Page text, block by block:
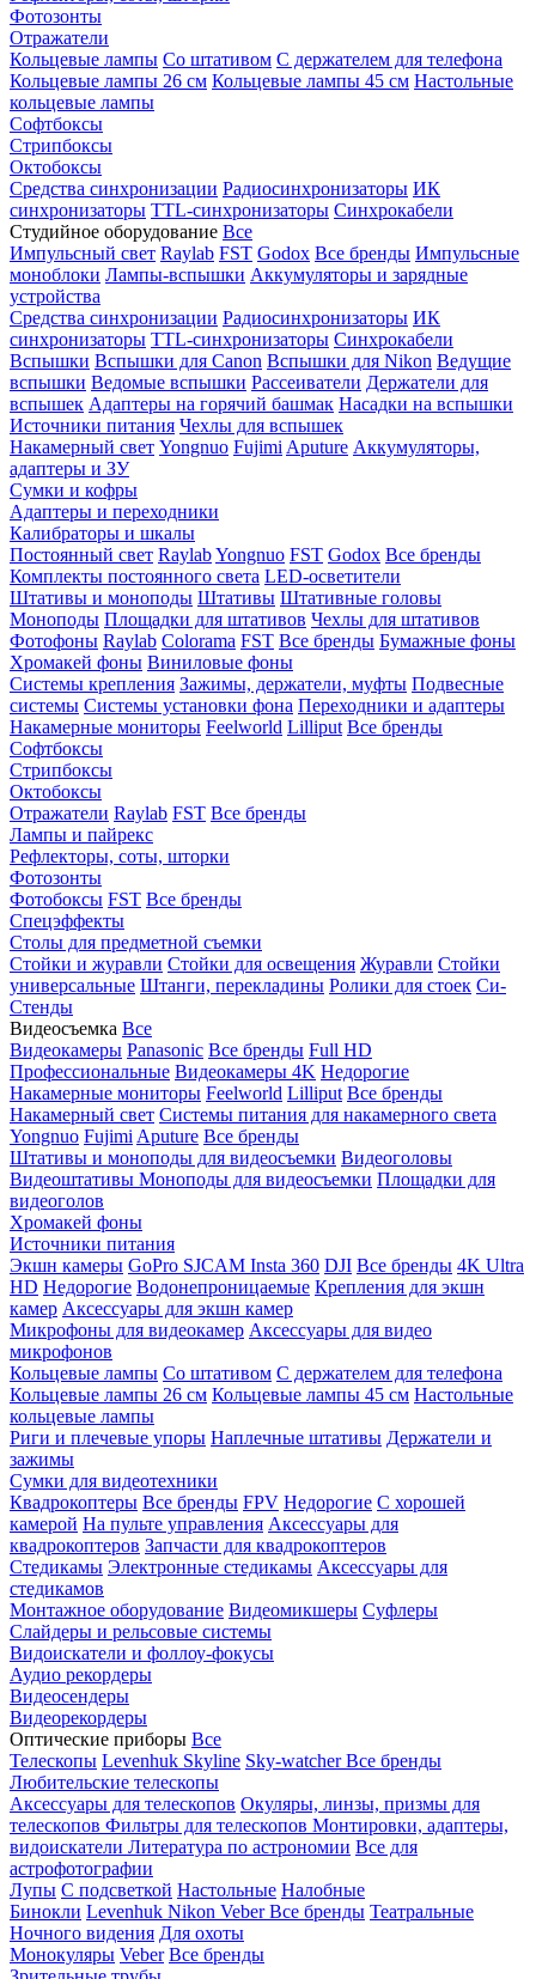
Фотозонты
Отражатели
Кольцевые лампы Со штативом С держателем для телефона
Кольцевые лампы 26 см Кольцевые лампы 45 см Настольные
кольцевые лампы
Софтбоксы
Стрипбоксы
Октобоксы
Средства синхронизации Радиосинхронизаторы ИК
синхронизаторы TTL-синхронизаторы Синхрокабели
Студийное оборудование Все
Импульсный свет Raylab FST Godox Все бренды Импульсные
моноблоки Лампы-вспышки Аккумуляторы и зарядные
устройства
Средства синхронизации Радиосинхронизаторы ИК
синхронизаторы TTL-синхронизаторы Синхрокабели
Вспышки Вспышки для Canon Вспышки для Nikon Ведущие
вспышки Ведомые вспышки Рассеиватели Держатели для
вспышек Адаптеры на горячий башмак Насадки на вспышки
Источники питания Чехлы для вспышек
Накамерный свет Yongnuo Fujimi Aputure Аккумуляторы,
адаптеры и ЗУ
Сумки и кофры
Адаптеры и переходники
Калибраторы и шкалы
Постоянный свет RaylabYongnuo FST Godox Все бренды
Комплекты постоянного света LED-осветители
Штативы и моноподы Штативы Штативные головы
Моноподы Площадки для штативов Чехлы для штативов
Фотофоны Raylab Colorama FST Все бренды Бумажные фоны
Хромакей фоны Виниловые фоны
Системы крепления Зажимы, держатели, муфты Подвесные
системы Системы установки фона Переходники и адаптеры
Накамерные мониторы Feelworld Lilliput Все бренды
Софтбоксы
Стрипбоксы
Октобоксы
Отражатели Raylab FST Все бренды
Лампы и пайрекс
Рефлекторы, соты, шторки
Фотозонты
Фотобоксы FST Все бренды
Спецэффекты
Столы для предметной съемки
Стойки и журавли Стойки для освещения Журавли Стойки
универсальные Штанги, перекладины Ролики для стоек Си-
Стенды
Видеосъемка Все
Видеокамеры Panasonic Все бренды Full HD
Профессиональные Видеокамеры 4K Недорогие
Накамерные мониторы Feelworld Lilliput Все бренды
Накамерный свет Системы питания для накамерного света
Yongnuo Fujimi Aputure Все бренды
Штативы и моноподы для видеосъемки Видеоголовы
Видеоштативы Моноподы для видеосъемки Площадки для
видеоголов
Хромакей фоны
Источники питания
Экшн камеры GoPro SJCAM Insta 360 DJI Все бренды 4K Ultra
HD Недорогие Водонепроницаемые Крепления для экшн
камер Аксессуары для экшн камер
Микрофоны для видеокамер Аксессуары для видео
микрофонов
Кольцевые лампы Со штативом C держателем для телефона
Кольцевые лампы 26 см Кольцевые лампы 45 см Настольные
кольцевые лампы
Риги и плечевые упоры Наплечные штативы Держатели и
зажимы
Сумки для видеотехники
Квадрокоптеры Все бренды FPV Недорогие С хорошей
камерой На пульте управления Аксессуары для
квадрокоптеров Запчасти для квадрокоптеров
Стедикамы Электронные стедикамы Аксессуары для
стедикамов
Монтажное оборудование Видеомикшеры Суфлеры
Слайдеры и рельсовые системы
Видоискатели и фоллоу-фокусы
Аудио рекордеры
Видеосендеры
Видеорекордеры
Оптические приборы Все
Телескопы Levenhuk Skyline Sky-watcherВсе бренды
Любительские телескопы
Аксессуары для телескопов Окуляры, линзы, призмы для
телескопов Фильтры для телескопов Монтировки, адаптеры,
видоискатели Литература по астрономии Все для
астрофотографии
Лупы С подсветкой Настольные Налобные
Бинокли Levenhuk Nikon VeberВсе бренды Театральные
Ночного видения Для охоты
Монокуляры Veber Все бренды